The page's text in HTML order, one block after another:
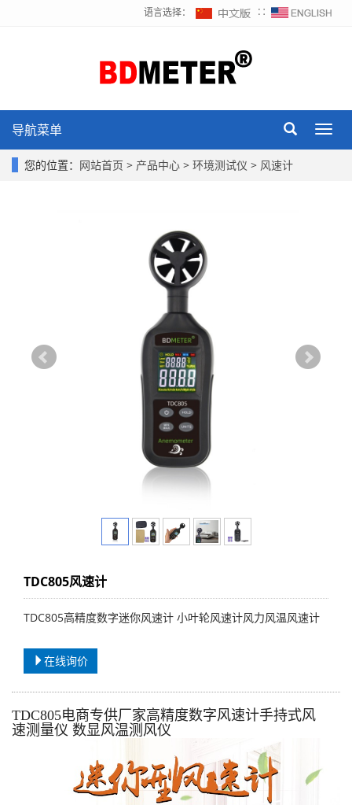
语言选择： ∷
导航菜单
您的位置： 网站首页 > 产品中心 > 环境测试仪 > 风速计
TDC805风速计
TDC805高精度数字迷你风速计 小叶轮风速计风力风温风速计
在线询价
TDC805电商专供厂家高精度数字风速计手持式风
速测量仪 数显风温测风仪